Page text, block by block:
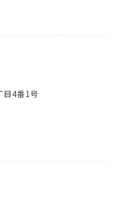
目4番1号